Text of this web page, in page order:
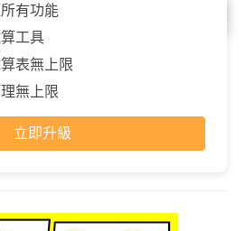
有功能
工具
表無上限
無上限
立即升級